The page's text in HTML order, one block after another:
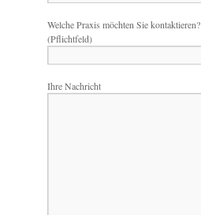
Welche Praxis möchten Sie kontaktieren?
(Pflichtfeld)
Ihre Nachricht